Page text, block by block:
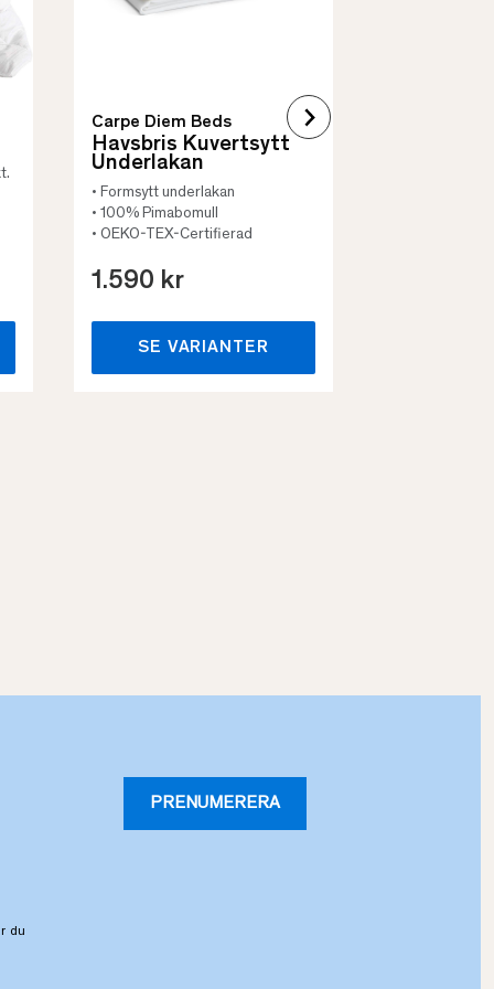
Carpe Diem Beds
Havsbris Kuvertsytt
Underlakan
• Formsytt underlakan
• 100% Pimabomull
• OEKO-TEX-Certifierad
1.590 kr
SE VARIANTER
PRENUMERERA
du